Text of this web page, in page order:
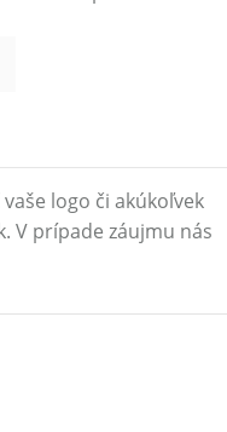
logo či akúkoľvek
V prípade záujmu nás